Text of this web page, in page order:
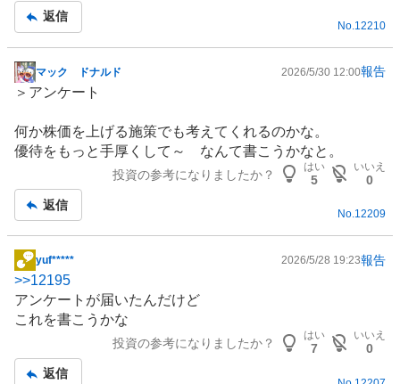
返信
No. 12210
掲
示
記
事
マック ドナルド 2026/5/30 12:00報告
＞アンケート
何か株価を上げる施策でも考えてくれるのかな。
優待をもっと手厚くして～ なんて書こうかなと。
投資の参考になりましたか？
はい
5
いいえ
0
返信
No.12209
掲
示
板
記
yuf***** 2026/5/28 19:23報告
>>12195
アンケートが届いたんだけど
これを書こうかな
投資の参考になりましたか？
はい
7
いいえ
0
返信